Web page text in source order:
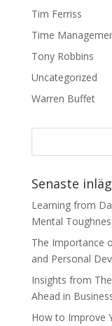
Tim Ferriss
Time
Tony Robbins
Uncategorized
Warren Buffet
Senaste
Learning from
Mental
The Importance
and Personal
Insights from
Ahead in
How to Improve